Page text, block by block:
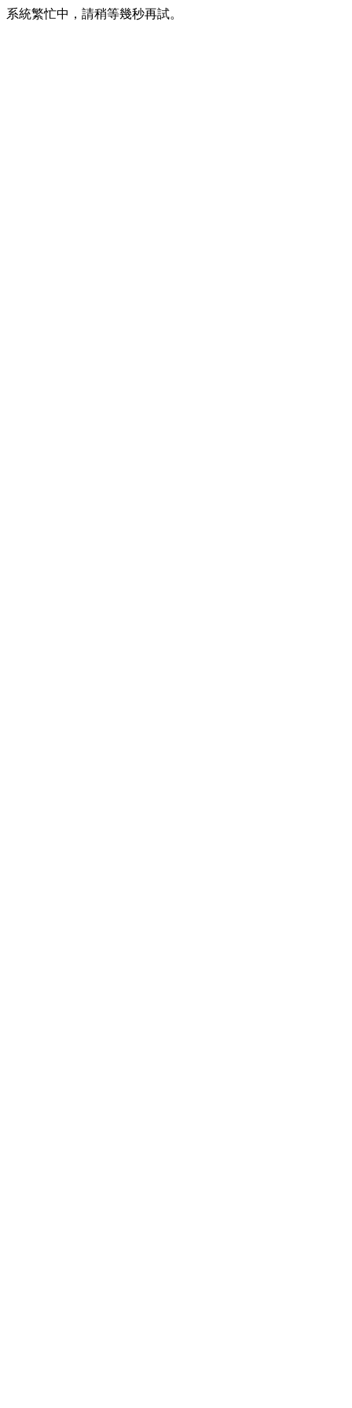
系統繁忙中，請稍等幾秒再試。